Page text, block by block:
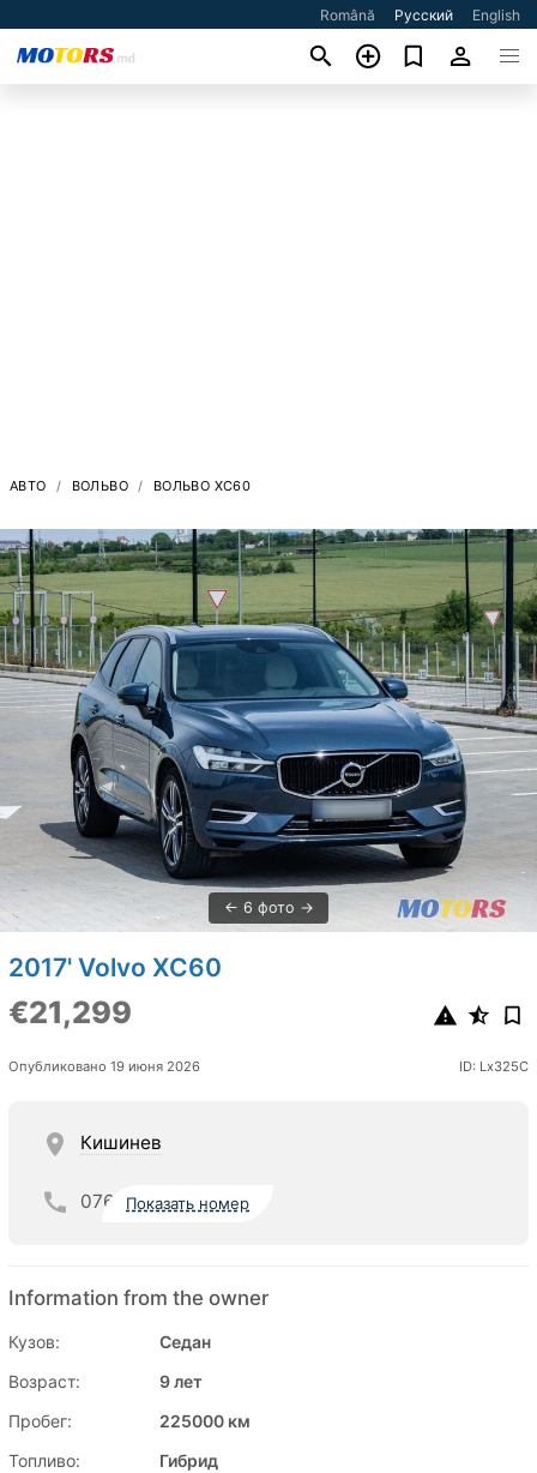
Română Русский English
АВТО ВОЛЬВО ВОЛЬВО XC60
6 фото
2017' Volvo XC60
€21,299
Опубликовано 19 июня 2026 ID: Lx325C
Кишинев
076 Показать номер
Information from the owner
Кузов:
Седан
Возраст:
9 лет
Пробег:
225000 км
Топливо:
Гибрид